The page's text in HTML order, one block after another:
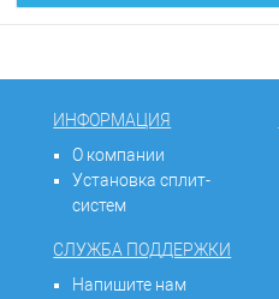
ИНФОРМАЦИЯ
О компании
Установка сплит-
систем
СЛУЖБА ПОДДЕРЖКИ
Напишите нам